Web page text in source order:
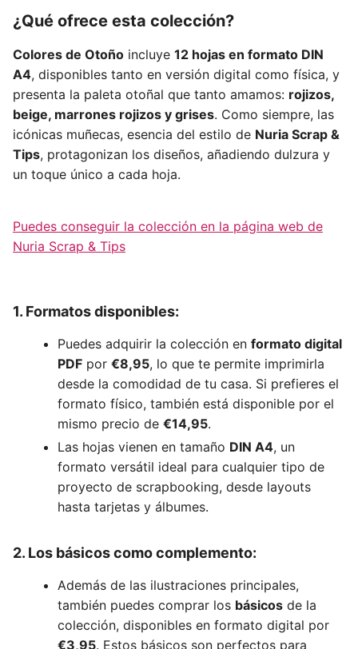
¿Qué ofrece esta colección?
Colores de Otoño incluye 12 hojas en formato DIN
A4, disponibles tanto en versión digital como física, y
presenta la paleta otoñal que tanto amamos: rojizos,
beige, marrones rojizos y grises. Como siempre, las
icónicas muñecas, esencia del estilo de Nuria Scrap &
Tips, protagonizan los diseños, añadiendo dulzura y
un toque único a cada hoja.
Puedes conseguir la colección en la página web de
Nuria Scrap & Tips
1. Formatos disponibles:
Puedes adquirir la colección en formato digital
PDF por €8,95, lo que te permite imprimirla
desde la comodidad de tu casa. Si prefieres el
formato físico, también está disponible por el
mismo precio de €14,95.
Las hojas vienen en tamaño DIN A4, un
formato versátil ideal para cualquier tipo de
proyecto de scrapbooking, desde layouts
hasta tarjetas y álbumes.
2. Los básicos como complemento:
Además de las ilustraciones principales,
también puedes comprar los básicos de la
colección, disponibles en formato digital por
€3,95. Estos básicos son perfectos para